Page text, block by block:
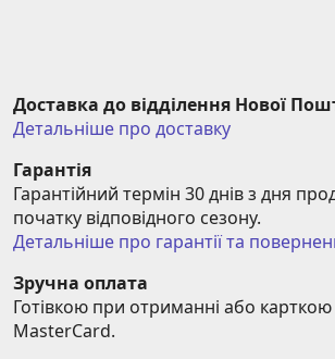
Доставка до відділення Нової
Детальніше про доставку
Гарантія
Гарантійний термін 30 днів з дня
початку відповідного сезону.
Детальніше про гарантії та
Зручна оплата
Готівкою при отриманні або карткою
MasterCard.